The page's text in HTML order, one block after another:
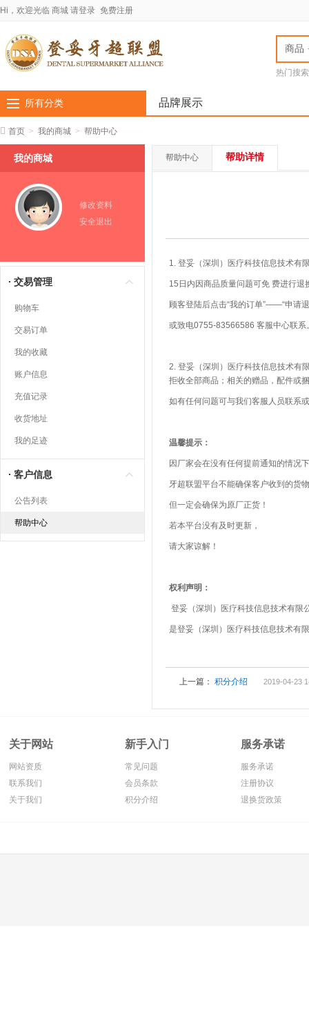
Hi，欢迎光临 商城 请登录 免费注册
商品
热门搜
所有分类 品牌展示
首页 > 我的商城 > 帮助中心
我的商城
修改资料
安全退出
交易管理
购物车
交易订单
我的收藏
账户信息
充值记录
收货地址
我的足迹
客户信息
公告列表
帮助中心
帮助中心 帮助详情
1. 登妥（深圳）医疗科技信息技术有
15日内因商品质量问题可免 费进行退
顾客登陆后点击“我的订单”——“申请
或致电0755-83566586 客服中心联系
2. 登妥（深圳）医疗科技信息技术有
拒收全部商品；相关的赠品，配件或
如有任何问题可与我们客服人员联系
温馨提示：
因厂家会在没有任何提前通知的情况
牙超联盟平台不能确保客户收到的货
但一定会确保为原厂正货！
若本平台没有及时更新，
请大家谅解！
权利声明：
登妥（深圳）医疗科技信息技术有限
是登妥（深圳）医疗科技信息技术有
上一篇： 积分介绍 2019-04-23
关于网站
网站资质
联系我们
关于我们
新手入门
常见问题
会员条款
积分介绍
服务承诺
服务承诺
注册协议
退换货政策